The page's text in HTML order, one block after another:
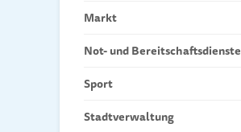
Markt
Not- und Bereitschaftsdienste
Sport
Stadtverwaltung